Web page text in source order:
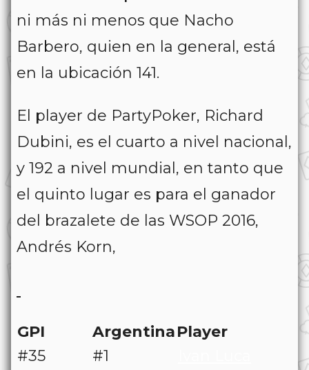
ni más ni menos que Nacho
Barbero, quien en la general, está
en la ubicación 141.
El player de PartyPoker, Richard
Dubini, es el cuarto a nivel nacional,
y 192 a nivel mundial, en tanto que
el quinto lugar es para el ganador
del brazalete de las WSOP 2016,
Andrés Korn,
GPI ArgentinaPlayer
#35
#1